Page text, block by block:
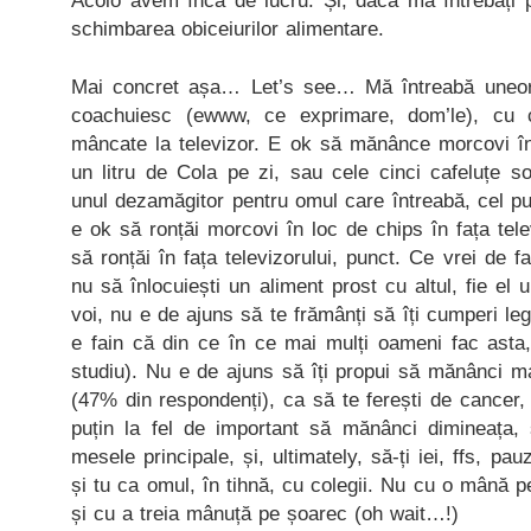
schimbarea obiceiurilor alimentare.
Mai concret așa… Let’s see… Mă întreabă
coachuiesc (ewww, ce exprimare, dom’le),
mâncate la televizor. E ok să mănânce morcovi
un litru de Cola pe zi, sau cele cinci cafeluțe
unul dezamăgitor pentru omul care întreabă, cel
e ok să ronțăi morcovi în loc de chips în fața
să ronțăi în fața televizorului, punct. Ce vrei de
nu să înlocuiești un aliment prost cu altul, fie el
voi, nu e de ajuns să te frămânți să îți cumperi
e fain că din ce în ce mai mulți oameni fac
studiu). Nu e de ajuns să îți propui să mănânci
(47% din respondenți), ca să te ferești de
puțin la fel de important să mănânci
mesele principale, și, ultimately, să-ți iei, ffs,
și tu ca omul, în tihnă, cu colegii. Nu cu o mână
și cu a treia mânuță pe șoarec (oh wait…!)